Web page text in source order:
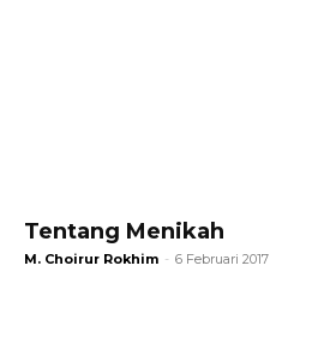
Tentang Menikah
M. Choirur Rokhim - 6 Februari 2017